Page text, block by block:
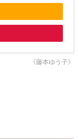
《藤本ゆう子》